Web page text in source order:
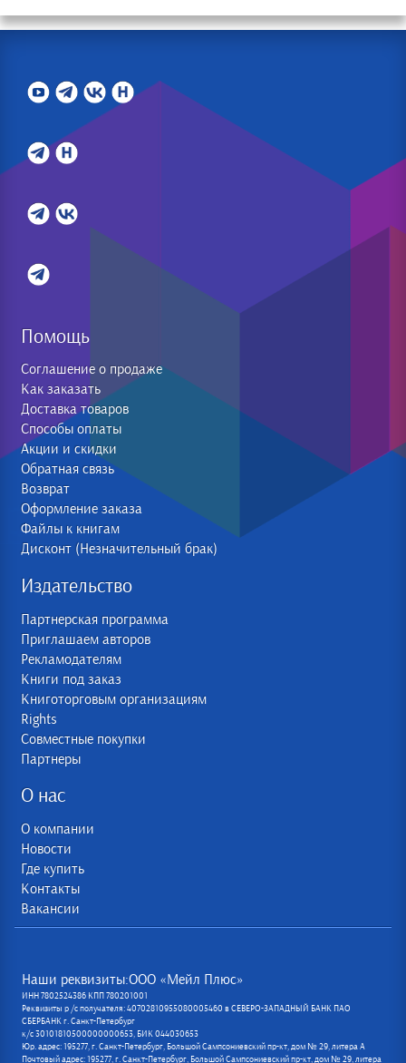
Помощь
Соглашение о продаже
Как заказать
Доставка товаров
Способы оплаты
Акции и скидки
Обратная связь
Возврат
Оформление заказа
Файлы к книгам
Дисконт (Незначительный брак)
Издательство
Партнерская программа
Приглашаем авторов
Рекламодателям
Книги под заказ
Книготорговым организациям
Rights
Совместные покупки
Партнеры
О нас
О компании
Новости
Где купить
Контакты
Вакансии
Наши реквизиты:ООО «Мейл Плюс»
ИНН 7802524386 КПП 780201001
Реквизиты р /с получателя: 40702810955080005460 в СЕВЕРО-ЗАПАДНЫЙ БАНК ПАО
СБЕРБАНК г. Санкт-Петербург
к/с 30101810500000000653, БИК 044030653
Юр. адрес: 195277, г. Санкт-Петербург, Большой Сампсониевский пр-кт, дом № 29, литера А
Почтовый адрес: 195277, г. Санкт-Петербург, Большой Сампсониевский пр-кт, дом № 29, литера